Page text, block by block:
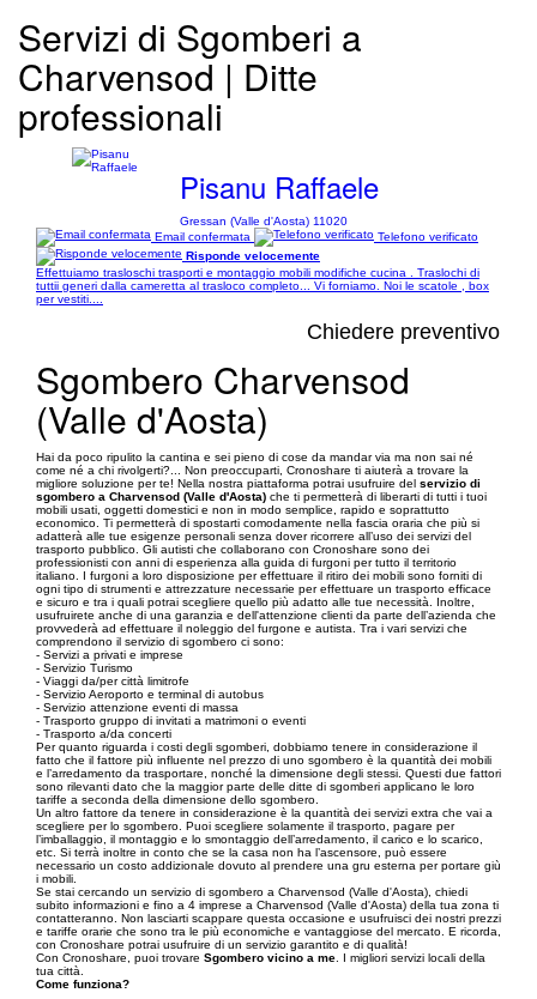
Servizi di Sgomberi a
Charvensod | Ditte
professionali
Pisanu Raffaele
Gressan (Valle d'Aosta) 11020
Email confermata
Telefono verificato
Risponde velocemente
Effettuiamo trasloschi trasporti e montaggio mobili modifiche cucina . Traslochi di
tuttii generi dalla cameretta al trasloco completo... Vi forniamo. Noi le scatole , box
per vestiti....
Chiedere preventivo
Sgombero Charvensod
(Valle d'Aosta)
Hai da poco ripulito la cantina e sei pieno di cose da mandar via ma non sai né
come né a chi rivolgerti?... Non preoccuparti, Cronoshare ti aiuterà a trovare la
migliore soluzione per te! Nella nostra piattaforma potrai usufruire del servizio di
sgombero a Charvensod (Valle d'Aosta) che ti permetterà di liberarti di tutti i tuoi
mobili usati, oggetti domestici e non in modo semplice, rapido e soprattutto
economico. Ti permetterà di spostarti comodamente nella fascia oraria che più si
adatterà alle tue esigenze personali senza dover ricorrere all’uso dei servizi del
trasporto pubblico. Gli autisti che collaborano con Cronoshare sono dei
professionisti con anni di esperienza alla guida di furgoni per tutto il territorio
italiano. I furgoni a loro disposizione per effettuare il ritiro dei mobili sono forniti di
ogni tipo di strumenti e attrezzature necessarie per effettuare un trasporto efficace
e sicuro e tra i quali potrai scegliere quello più adatto alle tue necessità. Inoltre,
usufruirete anche di una garanzia e dell'attenzione clienti da parte dell’azienda che
provvederà ad effettuare il noleggio del furgone e autista. Tra i vari servizi che
comprendono il servizio di sgombero ci sono:
- Servizi a privati e imprese
- Servizio Turismo
- Viaggi da/per città limitrofe
- Servizio Aeroporto e terminal di autobus
- Servizio attenzione eventi di massa
- Trasporto gruppo di invitati a matrimoni o eventi
- Trasporto a/da concerti
Per quanto riguarda i costi degli sgomberi, dobbiamo tenere in considerazione il
fatto che il fattore più influente nel prezzo di uno sgombero è la quantità dei mobili
e l’arredamento da trasportare, nonché la dimensione degli stessi. Questi due fattori
sono rilevanti dato che la maggior parte delle ditte di sgomberi applicano le loro
tariffe a seconda della dimensione dello sgombero.
Un altro fattore da tenere in considerazione è la quantità dei servizi extra che vai a
scegliere per lo sgombero. Puoi scegliere solamente il trasporto, pagare per
l’imballaggio, il montaggio e lo smontaggio dell’arredamento, il carico e lo scarico,
etc. Si terrà inoltre in conto che se la casa non ha l’ascensore, può essere
necessario un costo addizionale dovuto al prendere una gru esterna per portare giù
i mobili.
Se stai cercando un servizio di sgombero a Charvensod (Valle d'Aosta), chiedi
subito informazioni e fino a 4 imprese a Charvensod (Valle d'Aosta) della tua zona ti
contatteranno. Non lasciarti scappare questa occasione e usufruisci dei nostri prezzi
e tariffe orarie che sono tra le più economiche e vantaggiose del mercato. E ricorda,
con Cronoshare potrai usufruire di un servizio garantito e di qualità!
Con Cronoshare, puoi trovare Sgombero vicino a me . I migliori servizi locali della
tua città.
Come funziona?